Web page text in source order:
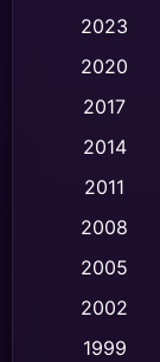
Classic หนั
Comedy ตลก
Crime อาช
Cult Film
2023
2020
2017
2014
2011
2008
2005
2002
1999